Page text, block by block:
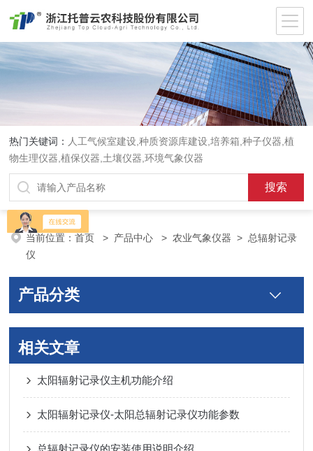
热门关键词： 人工气候室建设,种质资源库建设,培养箱,种子仪器,植
物生理仪器,植保仪器,土壤仪器,环境气象仪器
当前位置：首页 > 产品中心 > 农业气象仪器 > 总辐射记录
仪
产品分类
相关文章
太阳辐射记录仪主机功能介绍
太阳辐射记录仪-太阳总辐射记录仪功能参数
总辐射记录仪的安装使用说明介绍